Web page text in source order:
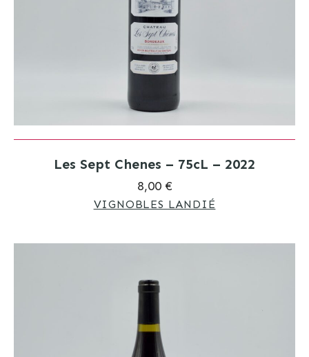
Les Sept Chenes – 75cL – 2022
8,00 €
VIGNOBLES LANDIÉ